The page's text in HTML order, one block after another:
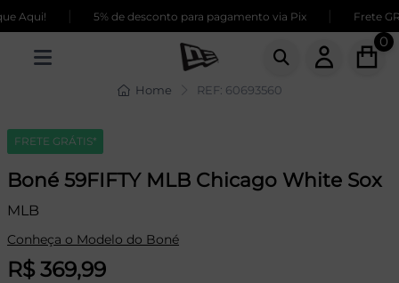
Aqui! 5% de desconto para pagamento via Pix Frete
0
Home REF: 60693560
FRETE GRÁTIS*
Boné 59FIFTY MLB Chicago White Sox
MLB
Conheça o Modelo do Boné
R$ 369,99